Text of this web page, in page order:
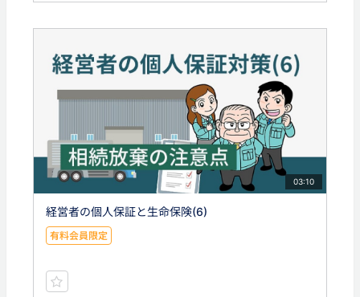
03:10
経営者の個人保証と生命保険(6)
有料会員限定